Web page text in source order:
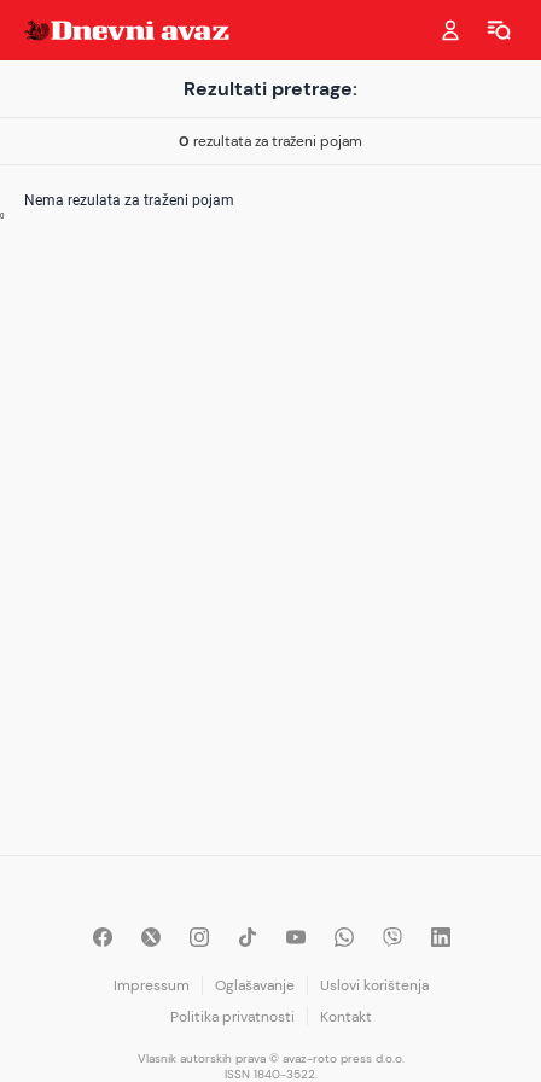
Rezultati pretrage:
0 rezultata za traženi pojam
Nema rezulata za traženi pojam
0
Impressum Oglašavanje
Uslovi korištenja
Politika privatnosti
Kontakt
Vlasnik autorskih prava © avaz-roto press d.o.o.
ISSN 1840-3522.